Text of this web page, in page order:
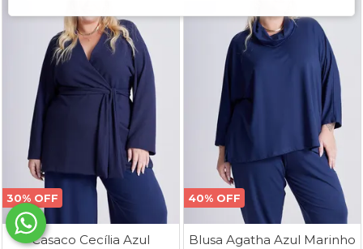
30% OFF
Casaco Cecília Azul
40% OFF
Blusa Agatha Azul Marinho